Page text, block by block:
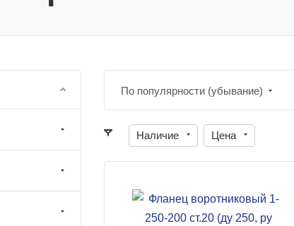
По популярности (убывание)
Наличие Цена